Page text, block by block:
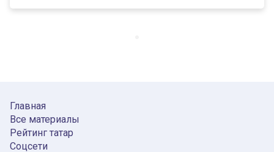
Главная
Все материалы
Рейтинг татар
Соцсети